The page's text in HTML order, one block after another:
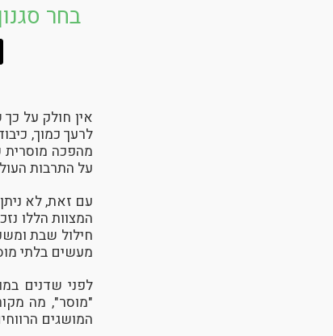
בחר
אין חולק על
לרעך כמוך,
מהפכה
על התרבות
עם זאת, לא
המצוות הללו
חילול שבת
מעשים בלתי
לפני שדנים
"מוסר", מה
המושגים